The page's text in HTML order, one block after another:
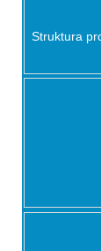
Struktura